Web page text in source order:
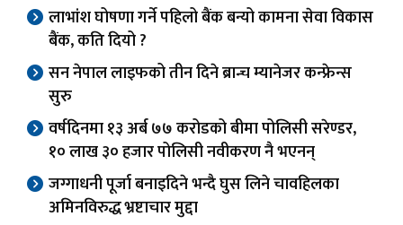
लाभांश घोषणा गर्ने पहिलो बैंक बन्यो कामना सेवा विकास
बैंक, कति दियो ?
सन नेपाल लाइफको तीन दिने ब्रान्च म्यानेजर कन्फ्रेन्स
सुरु
वर्षदिनमा १३ अर्ब ७७ करोडको बीमा पोलिसी सरेण्डर,
१० लाख ३० हजार पोलिसी नवीकरण नै भएनन्
जग्गाधनी पूर्जा बनाइदिने भन्दै घुस लिने चावहिलका
अमिनविरुद्ध भ्रष्टाचार मुद्दा